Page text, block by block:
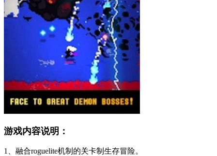
游戏内容说明：
1、融合roguelite机制的关卡制生存冒险。